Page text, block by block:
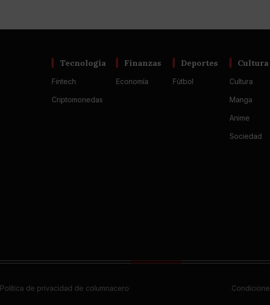
Tecnología
Fintech
Criptomonedas
Finanzas
Economía
Deportes
Fútbol
Cultura
Cultura
Manga
Anime
Sociedad
Política de privacidad de columnacero